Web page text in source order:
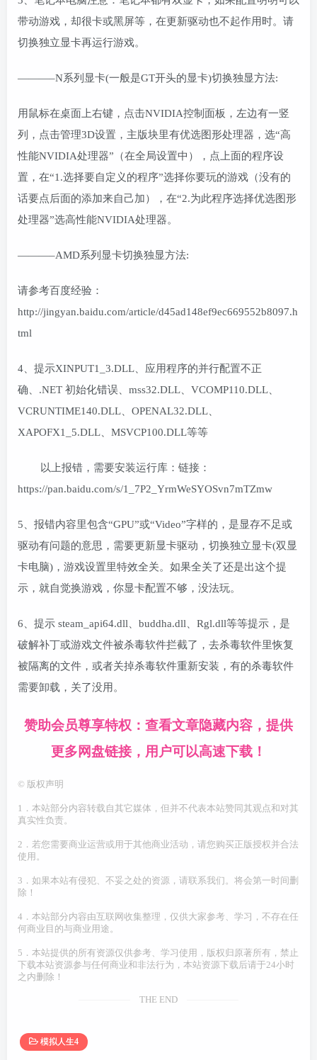
带动游戏，却很卡或黑屏等，在更新驱动也不起作用时。请
切换独立显卡再运行游戏。
———–N系列显卡(一般是GT开头的显卡)切换独显方法:
用鼠标在桌面上右键，点击NVIDIA控制面板，左边有一竖
列，点击管理3D设置，主版块里有优选图形处理器，选“高
性能NVIDIA处理器”（在全局设置中），点上面的程序设
置，在“1.选择要自定义的程序”选择你要玩的游戏（没有的
话要点后面的添加来自己加），在“2.为此程序选择优选图形
处理器”选高性能NVIDIA处理器。
———–AMD系列显卡切换独显方法:
请参考百度经验：
http://jingyan.baidu.com/article/d45ad148ef9ec669552b8097.h
tml
4、提示XINPUT1_3.DLL、应用程序的并行配置不正
确、.NET 初始化错误、mss32.DLL、VCOMP110.DLL、
VCRUNTIME140.DLL、OPENAL32.DLL、
XAPOFX1_5.DLL、MSVCP100.DLL等等
以上报错，需要安装运行库：链接：
https://pan.baidu.com/s/1_7P2_YrmWeSYOSvn7mTZmw
5、报错内容里包含“GPU”或“Video”字样的，是显存不足或
驱动有问题的意思，需要更新显卡驱动，切换独立显卡(双显
卡电脑)，游戏设置里特效全关。如果全关了还是出这个提
示，就自觉换游戏，你显卡配置不够，没法玩。
6、提示 steam_api64.dll、buddha.dll、Rgl.dll等等提示，是
破解补丁或游戏文件被杀毒软件拦截了，去杀毒软件里恢复
被隔离的文件，或者关掉杀毒软件重新安装，有的杀毒软件
需要卸载，关了没用。
赞助会员尊享特权：查看文章隐藏内容，提供
更多网盘链接，用户可以高速下载！
© 版权声明
1．本站部分内容转载自其它媒体，但并不代表本站赞同其观点和对其
真实性负责。
2．若您需要商业运营或用于其他商业活动，请您购买正版授权并合法
使用。
3．如果本站有侵犯、不妥之处的资源，请联系我们。将会第一时间删
除！
4．本站部分内容由互联网收集整理，仅供大家参考、学习，不存在任
何商业目的与商业用途。
5．本站提供的所有资源仅供参考、学习使用，版权归原著所有，禁止
下载本站资源参与任何商业和非法行为，本站资源下载后请于24小时
之内删除！
THE END
模拟人生4